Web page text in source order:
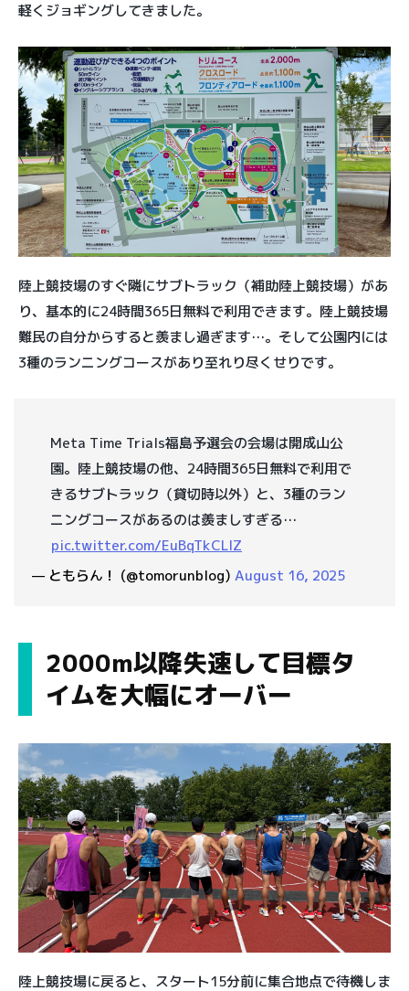
軽くジョギングしてきました。
陸上競技場のすぐ隣にサブトラック（補助陸上競技場）があ
り、基本的に24時間365日無料で利用できます。陸上競技場
難民の自分からすると羨まし過ぎます…。そして公園内には
3種のランニングコースがあり至れり尽くせりです。
Meta Time Trials福島予選会の会場は開成山公
園。陸上競技場の他、24時間365日無料で利用で
きるサブトラック（貸切時以外）と、3種のラン
ニングコースがあるのは羨ましすぎる…
pic.twitter.com/EuBqTkCLlZ
— ともらん！ (@tomorunblog) August 16, 2025
2000m以降失速して目標タ
イムを大幅にオーバー
陸上競技場に戻ると、スタート15分前に集合地点で待機しま